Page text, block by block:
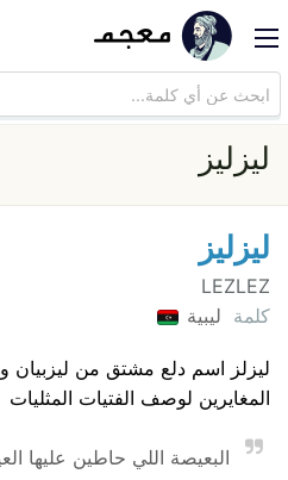
ليزليز
ليزليز
LEZLEZ
كلمة ليبية
ليزلز اسم دلع مشتق من ليزبيان
المغايرين لوصف الفتيات المثليات
البعيصة اللي حاطين عليها